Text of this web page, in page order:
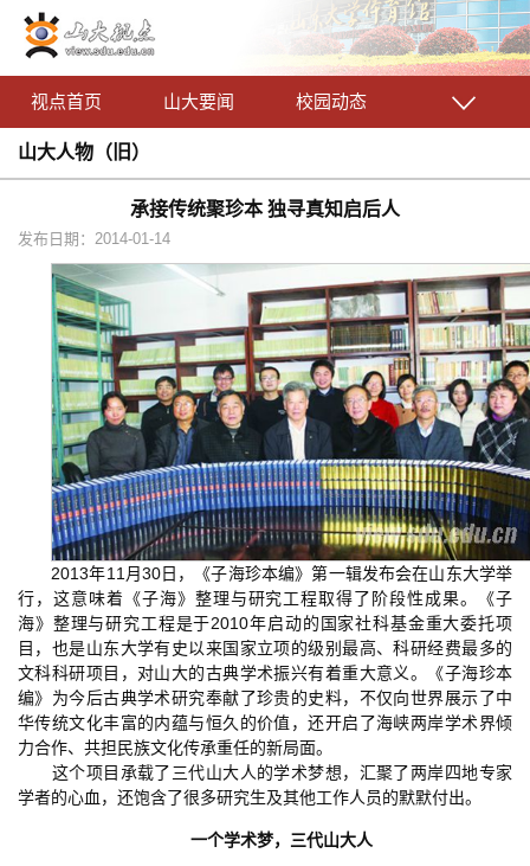
视点首页 山大要闻 校园动态
山大人物（旧）
承接传统聚珍本 独寻真知启后人
发布日期：2014-01-14
2013年11月30日，《子海珍本编》第一辑发布会在山东大学举
行，这意味着《子海》整理与研究工程取得了阶段性成果。《子
海》整理与研究工程是于2010年启动的国家社科基金重大委托项
目，也是山东大学有史以来国家立项的级别最高、科研经费最多的
文科科研项目，对山大的古典学术振兴有着重大意义。《子海珍本
编》为今后古典学术研究奉献了珍贵的史料，不仅向世界展示了中
华传统文化丰富的内蕴与恒久的价值，还开启了海峡两岸学术界倾
力合作、共担民族文化传承重任的新局面。
这个项目承载了三代山大人的学术梦想，汇聚了两岸四地专家
学者的心血，还饱含了很多研究生及其他工作人员的默默付出。
一个学术梦，三代山大人